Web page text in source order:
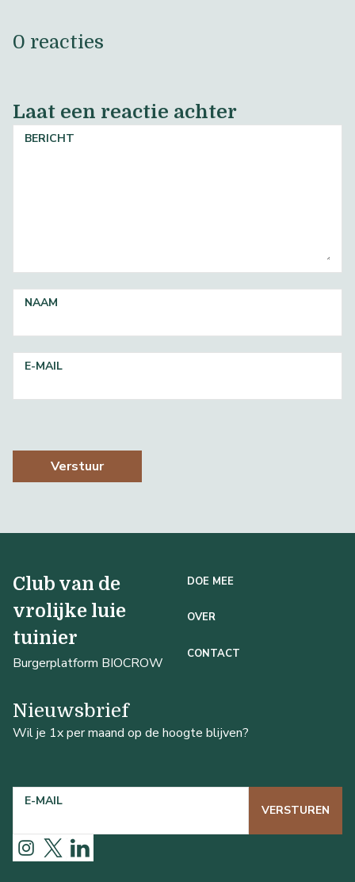
0 reacties
Laat een reactie achter
BERICHT
NAAM
E-MAIL
Verstuur
Club van de
vrolijke luie
tuinier
Burgerplatform BIOCROW
DOE MEE
OVER
CONTACT
Nieuwsbrief
Wil je 1x per maand op de hoogte blijven?
E-MAIL
VERSTUREN